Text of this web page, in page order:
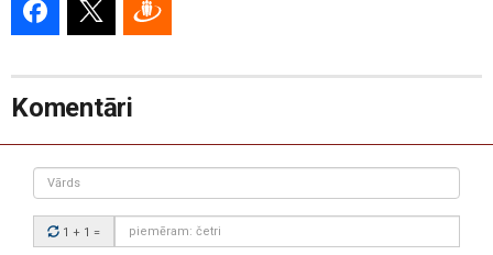
Komentāri
Vārds
Drošības
kods:
1 + 1 =